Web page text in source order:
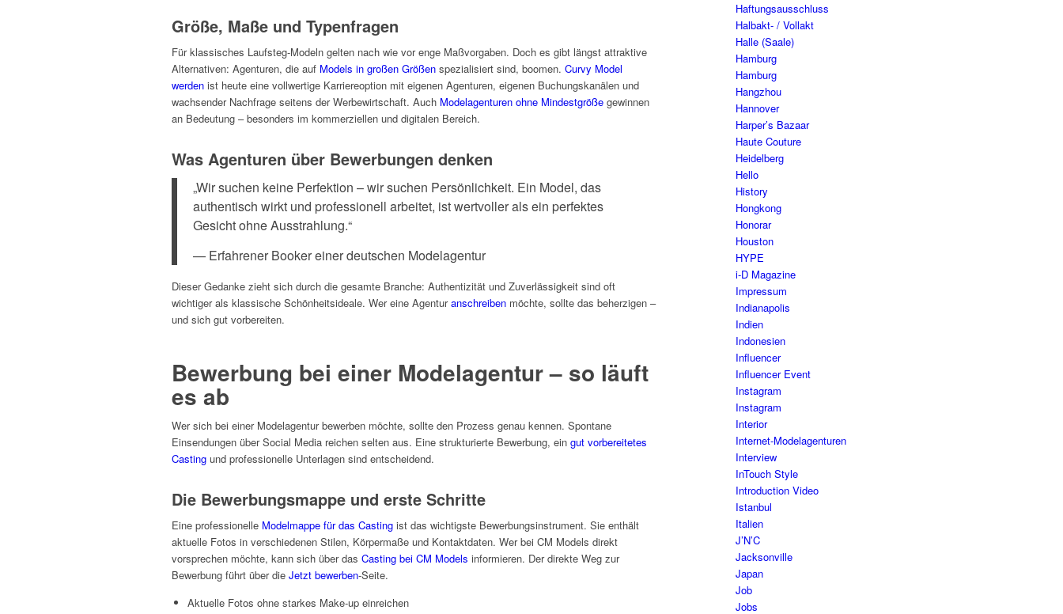
Größe, Maße und Typenfragen
Für klassisches Laufsteg-Modeln gelten nach wie vor enge Maßvorgaben. Doch es gibt längst attraktive
Alternativen: Agenturen, die auf Models in großen Größen spezialisiert sind, boomen. Curvy Model
werden ist heute eine vollwertige Karriereoption mit eigenen Agenturen, eigenen Buchungskanälen und
wachsender Nachfrage seitens der Werbewirtschaft. Auch Modelagenturen ohne Mindestgröße gewinnen
an Bedeutung – besonders im kommerziellen und digitalen Bereich.
Was Agenturen über Bewerbungen denken
„Wir suchen keine Perfektion – wir suchen Persönlichkeit. Ein Model, das
authentisch wirkt und professionell arbeitet, ist wertvoller als ein perfektes
Gesicht ohne Ausstrahlung.“
— Erfahrener Booker einer deutschen Modelagentur
Dieser Gedanke zieht sich durch die gesamte Branche: Authentizität und Zuverlässigkeit sind oft
wichtiger als klassische Schönheitsideale. Wer eine Agenturanschreiben möchte, sollte das beherzigen –
und sich gut vorbereiten.
Bewerbung bei einer Modelagentur – so läuft
es ab
Wer sich bei einer Modelagentur bewerben möchte, sollte den Prozess genau kennen. Spontane
Einsendungen über Social Media reichen selten aus. Eine strukturierte Bewerbung, ein gut vorbereitetes
Casting und professionelle Unterlagen sind entscheidend.
Die Bewerbungsmappe und erste Schritte
Eine professionelle Modelmappe für das Casting ist das wichtigste Bewerbungsinstrument. Sie enthält
aktuelle Fotos in verschiedenen Stilen, Körpermaße und Kontaktdaten. Wer bei CM Models direkt
vorsprechen möchte, kann sich über das Casting bei CM Models informieren. Der direkte Weg zur
Bewerbung führt über die Jetzt bewerben-Seite.
Aktuelle Fotos ohne starkes Make-up einreichen
Haftungsausschluss
Halbakt- / Vollakt
Halle (Saale)
Hamburg
Hamburg
Hangzhou
Hannover
Harper’s Bazaar
Haute Couture
Heidelberg
Hello
History
Hongkong
Honorar
Houston
HYPE
i-D Magazine
Impressum
Indianapolis
Indien
Indonesien
Influencer
Influencer Event
Instagram
Instagram
Interior
Internet-Modelagenturen
Interview
InTouch Style
Introduction Video
Istanbul
Italien
J’N’C
Jacksonville
Japan
Job
Jobs